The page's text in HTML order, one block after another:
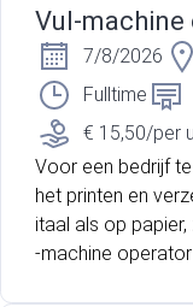
Vul-
7/8/2026
Fulltime
€ 15,50/per
Voor een bedrijf
het printen en
itaal als op
-machine operator